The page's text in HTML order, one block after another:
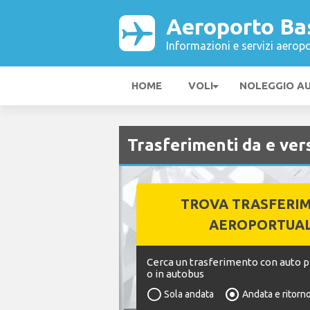
Aeroporto
Informazioni e servizi
HOME VOLI NOLEGGIO
Trasferimenti da e
TROVA
Cerca un trasferimento con auto
o in autobus
Sola andata
Andata e ritorno